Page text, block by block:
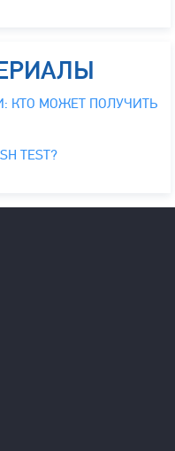
КТО МОЖЕТ ПОЛУЧИТЬ
TEST?